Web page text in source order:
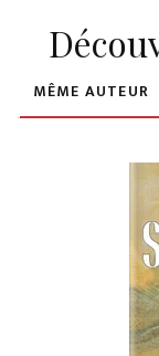
MÊME AUTEUR